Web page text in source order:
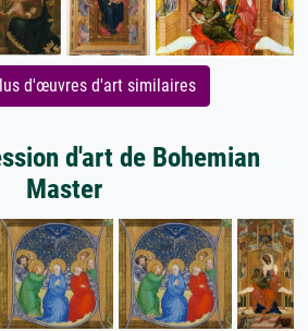
d'œuvres d'art similaires
d'art de Bohemian
Master